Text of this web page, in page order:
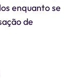
enquanto se
de